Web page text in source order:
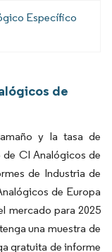
Específico
de
y la tasa de
CI Analógicos de
de Industria de
de Europa
mercado para 2025
una muestra de
gratuita de informe